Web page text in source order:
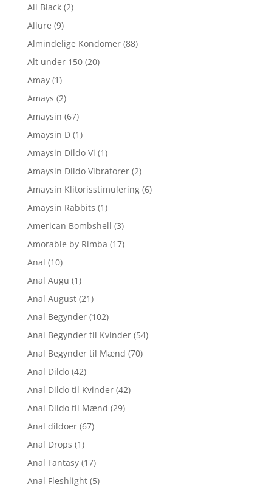
All Black (2)
Allure (9)
Almindelige Kondomer (88)
Alt under 150 (20)
Amay (1)
Amays (2)
Amaysin (67)
Amaysin D (1)
Amaysin Dildo Vi (1)
Amaysin Dildo Vibratorer (2)
Amaysin Klitorisstimulering (6)
Amaysin Rabbits (1)
American Bombshell (3)
Amorable by Rimba (17)
Anal (10)
Anal Augu (1)
Anal August (21)
Anal Begynder (102)
Anal Begynder til Kvinder (54)
Anal Begynder til Mænd (70)
Anal Dildo (42)
Anal Dildo til Kvinder (42)
Anal Dildo til Mænd (29)
Anal dildoer (67)
Anal Drops (1)
Anal Fantasy (17)
Anal Fleshlight (5)